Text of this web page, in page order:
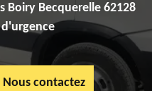
Boiry Becquerelle 62128
Nous contactez